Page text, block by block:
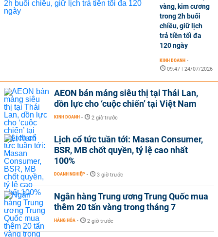
vàng, kim cương
trong 2h buổi
chiều, giữ lịch
trả tiền tối đa
120 ngày
KINH DOANH -
09:47 | 24/07/2026
AEON bán mảng siêu thị tại Thái Lan,
dồn lực cho ‘cuộc chiến’ tại Việt Nam
KINH DOANH - 2 giờ trước
Lịch cổ tức tuần tới: Masan Consumer,
BSR, MB chốt quyền, tỷ lệ cao nhất
100%
DOANH NGHIỆP - 3 giờ trước
Ngân hàng Trung ương Trung Quốc mua
thêm 20 tấn vàng trong tháng 7
HÀNG HÓA - 2 giờ trước